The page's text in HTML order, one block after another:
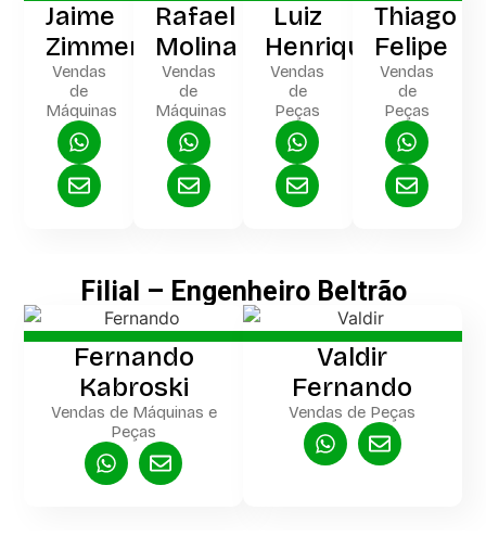
Jaime
Zimmer
Vendas
de
Máquinas
Rafael
Molina
Vendas
de
Máquinas
Luiz
Henrique
Vendas
de
Peças
Thiago
Felipe
Vendas
de
Peças
Filial – Engenheiro Beltrão
Fernando
Kabroski
Vendas de Máquinas e
Peças
Valdir
Fernando
Vendas de Peças